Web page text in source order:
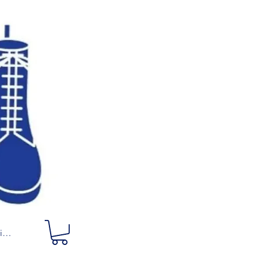
sesión